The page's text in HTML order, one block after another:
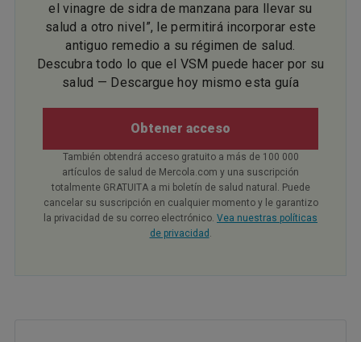
el vinagre de sidra de manzana para llevar su
salud a otro nivel”, le permitirá incorporar este
antiguo remedio a su régimen de salud.
Descubra todo lo que el VSM puede hacer por su
salud — Descargue hoy mismo esta guía
Obtener acceso
También obtendrá acceso gratuito a más de 100 000
artículos de salud de Mercola.com y una suscripción
totalmente GRATUITA a mi boletín de salud natural. Puede
cancelar su suscripción en cualquier momento y le garantizo
la privacidad de su correo electrónico. Vea nuestras políticas
de privacidad .